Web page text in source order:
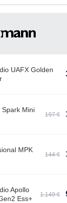
UAFX Golden
Spark Mini
197 €
MPK
144 €
Apollo
Ess+
1.149 €